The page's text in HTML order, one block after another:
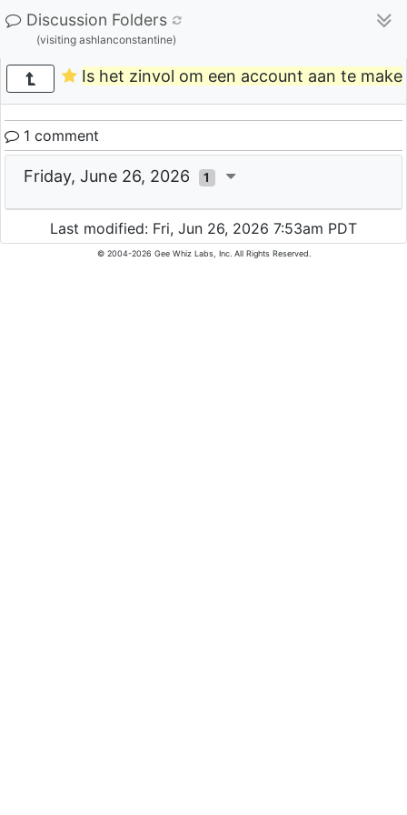
Discussion Folders
(visiting ashlanconstantine)
Is het zinvol om een ​​account aan te
1 comment
Friday, June 26, 2026 1
Last modified: Fri, Jun 26, 2026 7:53am PDT
© 2004-2026 Gee Whiz Labs, Inc. All Rights Reserved.